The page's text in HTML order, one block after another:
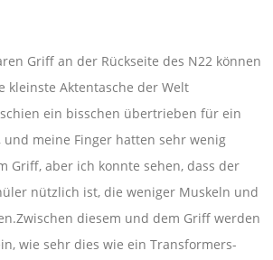
Griff an der Rückseite des N22 können
kleinste Aktentasche der Welt
ein bisschen übertrieben für ein
und meine Finger hatten sehr wenig
Griff, aber ich konnte sehen, dass der
nützlich ist, die weniger Muskeln und
diesem und dem Griff werden
wie sehr dies wie ein Transformers-